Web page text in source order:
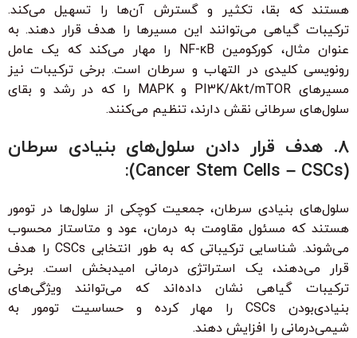
هستند که بقا، تکثیر و گسترش آن‌ها را تسهیل می‌کند.
ترکیبات گیاهی می‌توانند این مسیرها را هدف قرار دهند. به
عنوان مثال، کورکومین NF-κB را مهار می‌کند که یک عامل
رونویسی کلیدی در التهاب و سرطان است. برخی ترکیبات نیز
مسیرهای PI3K/Akt/mTOR و MAPK را که در رشد و بقای
سلول‌های سرطانی نقش دارند، تنظیم می‌کنند.
8. هدف قرار دادن سلول‌های بنیادی سرطان
(Cancer Stem Cells – CSCs):
سلول‌های بنیادی سرطان، جمعیت کوچکی از سلول‌ها در تومور
هستند که مسئول مقاومت به درمان، عود و متاستاز محسوب
می‌شوند. شناسایی ترکیباتی که به طور انتخابی CSCs را هدف
قرار می‌دهند، یک استراتژی درمانی امیدبخش است. برخی
ترکیبات گیاهی نشان داده‌اند که می‌توانند ویژگی‌های
بنیادی‌بودن CSCs را مهار کرده و حساسیت تومور به
شیمی‌درمانی را افزایش دهند.